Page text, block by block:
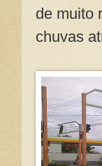
de muito
chuvas